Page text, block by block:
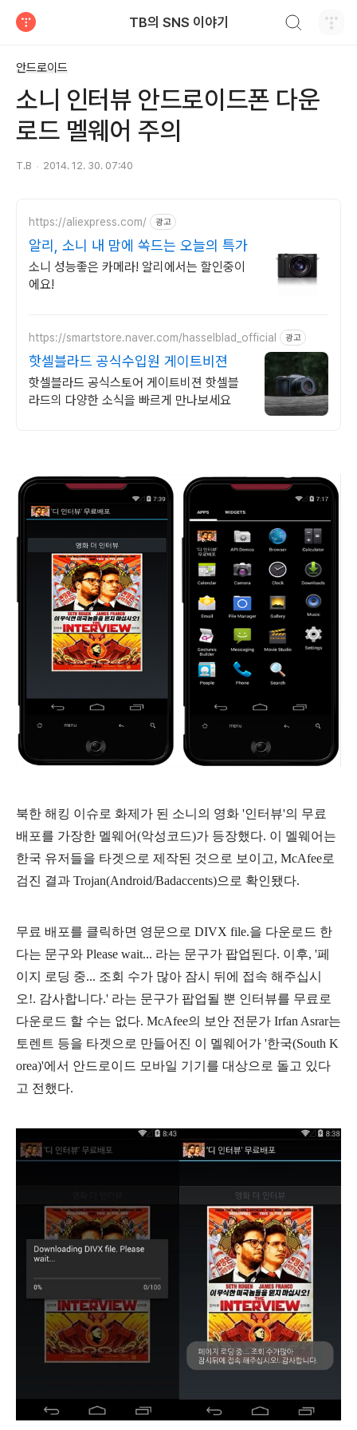
TB의 SNS 이야기
안드로이드
소니 인터뷰 안드로이드폰 다운
로드 멜웨어 주의
T.B 2014. 12. 30. 07:40
https://aliexpress.com/ 광고
알리, 소니 내 맘에 쏙드는 오늘의 특가
소니 성능좋은 카메라! 알리에서는 할인중이
에요!
https://smartstore.naver.com/hasselblad_official 광고
핫셀블라드 공식수입원 게이트비젼
핫셀블라드 공식스토어 게이트비젼 핫셀블
라드의 다양한 소식을 빠르게 만나보세요
북한 해킹 이슈로 화제가 된 소니의 영화 '인터뷰'의 무료
배포를 가장한 멜웨어(악성코드)가 등장했다. 이 멜웨어는
한국 유저들을 타겟으로 제작된 것으로 보이고, McAfee로
검진 결과 Trojan(Android/Badaccents)으로 확인됐다.
무료 배포를 클릭하면 영문으로 DIVX file.을 다운로드 한
다는 문구와 Please wait... 라는 문구가 팝업된다. 이후, '페
이지 로딩 중... 조회 수가 많아 잠시 뒤에 접속 해주십시
오!. 감사합니다.' 라는 문구가 팝업될 뿐 인터뷰를 무료로
다운로드 할 수는 없다. McAfee의 보안 전문가 Irfan Asrar는
토렌트 등을 타겟으로 만들어진 이 멜웨어가 '한국(South K
orea)'에서 안드로이드 모바일 기기를 대상으로 돌고 있다
고 전했다.